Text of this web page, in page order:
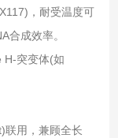
，耐受温度可
合成效率。
突变体(如
用，兼顾全长